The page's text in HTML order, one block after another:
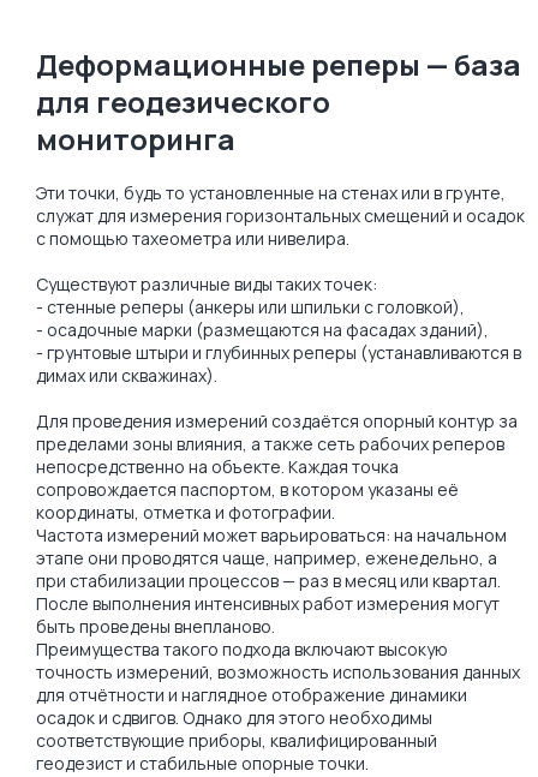
Деформационные реперы — база
для геодезического
мониторинга
Эти точки, будь то установленные на стенах или в грунте,
служат для измерения горизонтальных смещений и осадок
с помощью тахеометра или нивелира.
Существуют различные виды таких точек:
- стенные реперы (анкеры или шпильки с головкой),
- осадочные марки (размещаются на фасадах зданий),
- грунтовые штыри и глубинных реперы (устанавливаются в
димах или скважинах).
Для проведения измерений создаётся опорный контур за
пределами зоны влияния, а также сеть рабочих реперов
непосредственно на объекте. Каждая точка
сопровождается паспортом, в котором указаны её
координаты, отметка и фотографии.
Частота измерений может варьироваться: на начальном
этапе они проводятся чаще, например, еженедельно, а
при стабилизации процессов — раз в месяц или квартал.
После выполнения интенсивных работ измерения могут
быть проведены внепланово.
Преимущества такого подхода включают высокую
точность измерений, возможность использования данных
для отчётности и наглядное отображение динамики
осадок и сдвигов. Однако для этого необходимы
соответствующие приборы, квалифицированный
геодезист и стабильные опорные точки.